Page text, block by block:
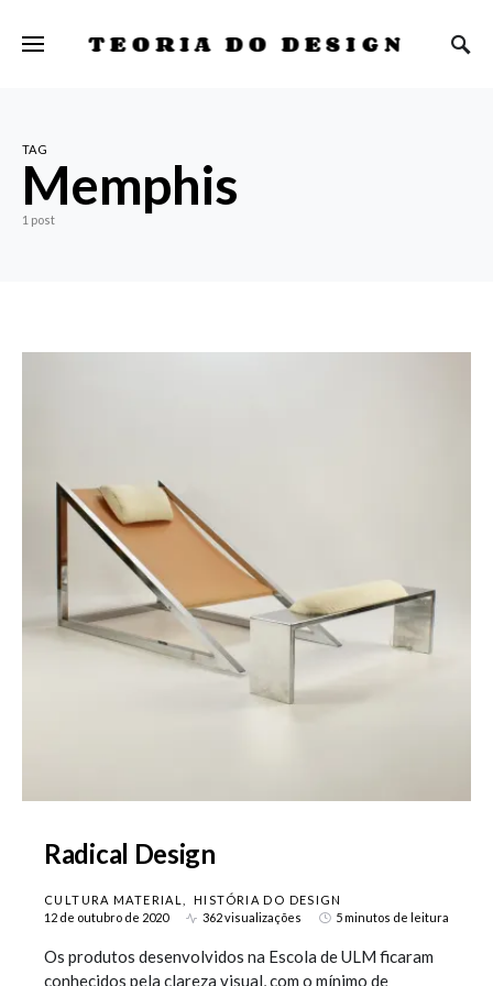
TEORIA DO DESIGN
TAG
Memphis
1 post
Radical Design
CULTURA MATERIAL
HISTÓRIA DO DESIGN
12 de outubro de 2020
362 visualizações 5 minutos de leitura
Os produtos desenvolvidos na Escola de ULM ficaram
conhecidos pela clareza visual, com o mínimo de